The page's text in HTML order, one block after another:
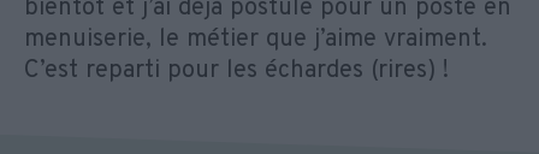
bientôt et j’ai déjà postulé pour un poste en
menuiserie, le métier que j’aime vraiment.
C’est reparti pour les échardes (rires) !